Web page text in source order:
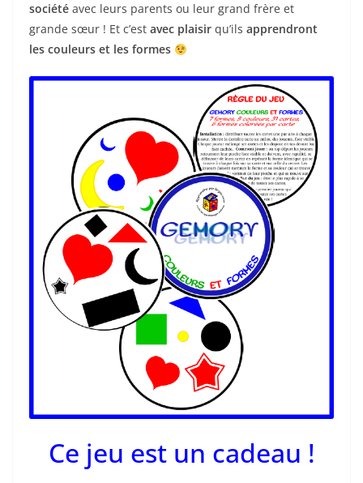
société avec leurs parents ou leur grand frère et
grande sœur ! Et c’est avec plaisir qu’ils apprendront
les couleurs et les formes
Ce jeu est un cadeau !